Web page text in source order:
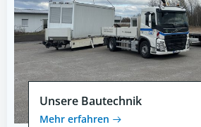
Unsere Bautechnik
Mehr erfahren